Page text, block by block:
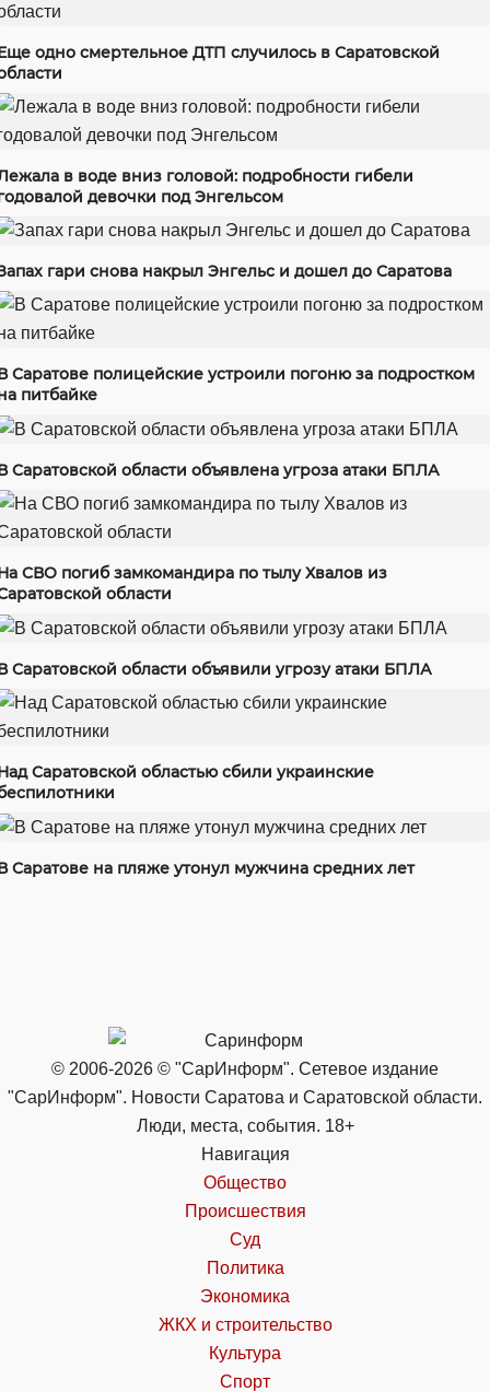
одно смертельное ДТП случилось в Саратовской
в воде вниз головой: подробности гибели
девочки под Энгельсом
гари снова накрыл Энгельс и дошел до Саратова
Саратове полицейские устроили погоню за подростком
питбайке
Саратовской области объявлена угроза атаки БПЛА
СВО погиб замкомандира по тылу Хвалов из
области
Саратовской области объявили угрозу атаки БПЛА
Саратовской областью сбили украинские
Саратове на пляже утонул мужчина средних лет
© 2006-2026 © "СарИнформ". Сетевое издание
"СарИнформ". Новости Саратова и Саратовской области.
Люди, места, события. 18+
Навигация
Общество
Происшествия
Суд
Политика
Экономика
ЖКХ и строительство
Культура
Спорт